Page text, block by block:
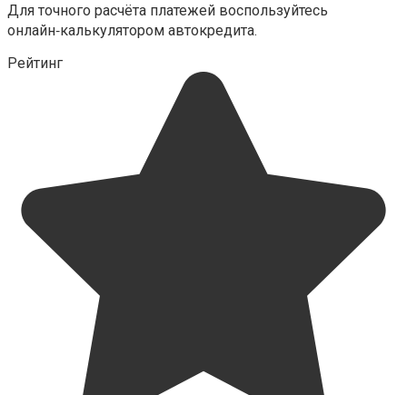
Для точного расчёта платежей воспользуйтесь
онлайн‑калькулятором автокредита.
Рейтинг